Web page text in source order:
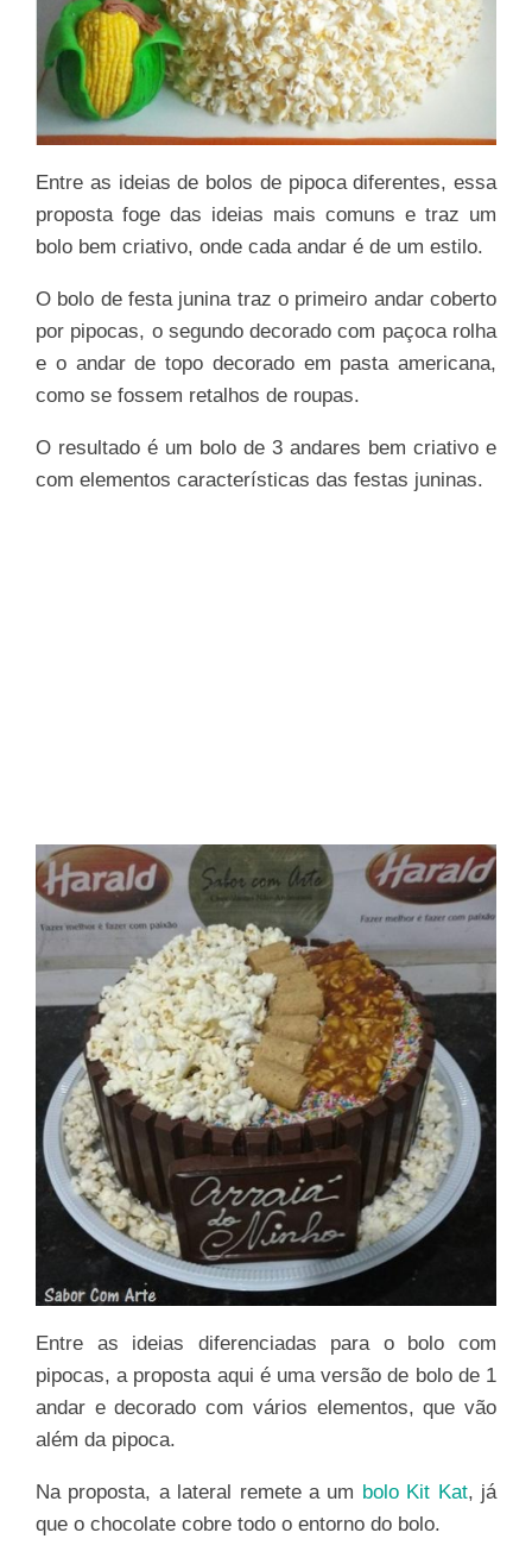
Entre as ideias de bolos de pipoca diferentes, essa
proposta foge das ideias mais comuns e traz um
bolo bem criativo, onde cada andar é de um estilo.
O bolo de festa junina traz o primeiro andar coberto
por pipocas, o segundo decorado com paçoca rolha
e o andar de topo decorado em pasta americana,
como se fossem retalhos de roupas.
O resultado é um bolo de 3 andares bem criativo e
com elementos características das festas juninas.
Entre as ideias diferenciadas para o bolo com
pipocas, a proposta aqui é uma versão de bolo de 1
andar e decorado com vários elementos, que vão
além da pipoca.
Na proposta, a lateral remete a um bolo Kit Kat, já
que o chocolate cobre todo o entorno do bolo.